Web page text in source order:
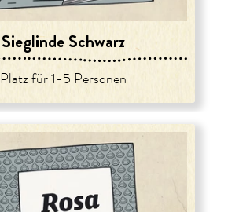
Sieglinde Schwarz
Platz für 1-5 Personen